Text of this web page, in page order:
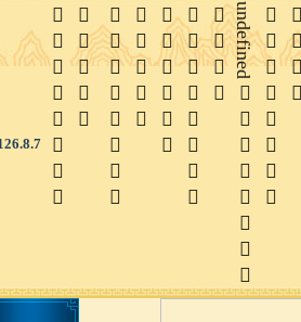

 
undefined




